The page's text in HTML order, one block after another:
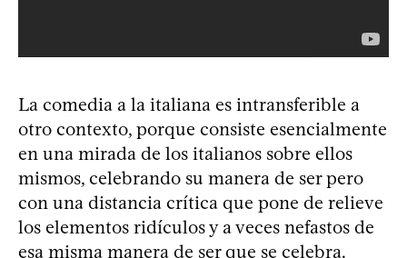
La comedia a la italiana es intransferible a
otro contexto, porque consiste esencialmente
en una mirada de los italianos sobre ellos
mismos, celebrando su manera de ser pero
con una distancia crítica que pone de relieve
los elementos ridículos y a veces nefastos de
esa misma manera de ser que se celebra.